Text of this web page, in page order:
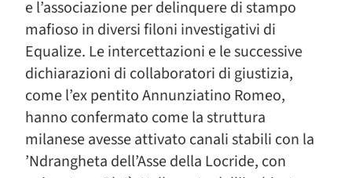
e l’associazione per delinquere di stampo
mafioso in diversi filoni investigativi di
Equalize. Le intercettazioni e le successive
dichiarazioni di collaboratori di giustizia,
come l’ex pentito Annunziatino Romeo,
hanno confermato come la struttura
milanese avesse attivato canali stabili con la
’Ndrangheta dell’Asse della Locride, con